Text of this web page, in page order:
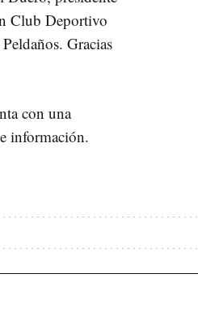
Club Deportivo
Gracias
con una
información.